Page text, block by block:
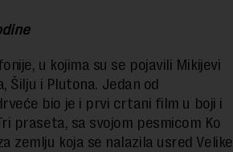
u kojima su se pojavili Mikijevi
Šilju i Plutona. Jedan od
bio je i prvi crtani film u boji i
praseta, sa svojom pesmicom Ko
zemlju koja se nalazila usred Velike